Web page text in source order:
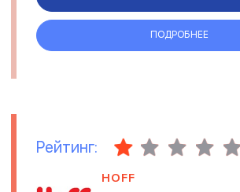
ПОДРОБНЕЕ
Рейтинг:
HOFF